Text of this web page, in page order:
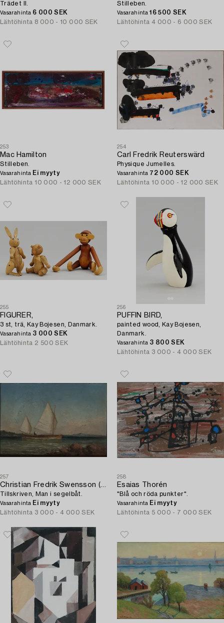
Trädet II.
Vasarahinta 6 000 SEK
Lähtöhinta 8 000 - 10 000 SEK
Stilleben.
Vasarahinta16 500 SEK
Lähtöhinta 4 000 - 6 000 SEK
253
Mac Hamilton
Stilleben.
Vasarahinta Ei myyty
Lähtöhinta 10 000 - 12 000 SEK
254
Carl Fredrik Reuterswärd
Physique Jumelles.
Vasarahinta 72 000 SEK
Lähtöhinta 10 000 - 12 000 SEK
255
FIGURER,
3 st, trä, Kay Bojesen, Danmark.
Vasarahinta 3 000 SEK
Lähtöhinta 2 500 SEK
256
PUFFIN BIRD,
painted wood, Kay Bojesen,
Danmark.
Vasarahinta 3 800 SEK
Lähtöhinta 3 000 - 4 000 SEK
257
Christian Fredrik Swensson (Svensson)
Tillskriven, Man i segelbåt.
Vasarahinta Ei myyty
Lähtöhinta 3 000 - 4 000 SEK
258
Esaias Thorén
"Blå och röda punkter".
Vasarahinta Ei myyty
Lähtöhinta 5 000 - 7 000 SEK